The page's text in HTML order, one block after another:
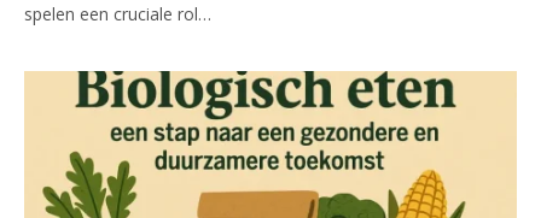
spelen een cruciale rol…